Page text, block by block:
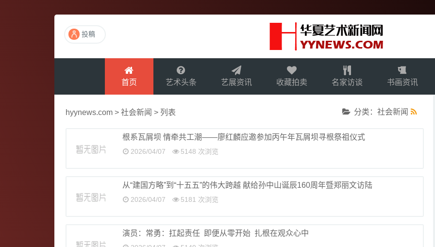
投稿
首页 艺术头条 艺展资讯 收藏拍卖 名家访谈 书画资讯
分类：社会新闻
hyynews.com >社会新闻 > 列表
根系瓦屑坝 情牵共工潮——廖红麟应邀参加丙午年瓦屑坝寻根祭祖仪式
2026/04/07 5148 次浏览
从“建国方略”到“十五五”的伟大跨越 献给孙中山诞辰160周年暨郑丽文访陆
2026/04/07 5181 次浏览
演员：常勇：扛起责任 即便从零开始 扎根在观众心中